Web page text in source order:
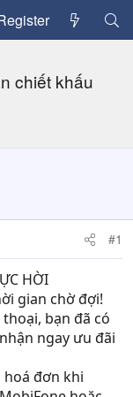
chiết khấu
#1
HỜI
gian chờ đợi!
bạn đã có
ngay ưu đãi
hoá đơn khi